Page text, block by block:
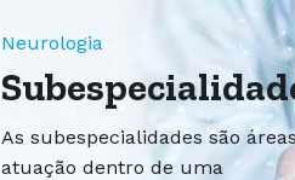
Neurologia
As subespecialidades são
atuação dentro de uma